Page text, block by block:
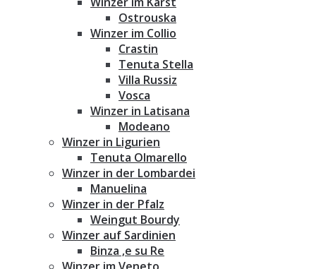
Ostrouska
Winzer im Collio
Crastin
Tenuta Stella
Villa Russiz
Vosca
Winzer in Latisana
Modeano
Winzer in Ligurien
Tenuta Olmarello
Winzer in der Lombardei
Manuelina
Winzer in der Pfalz
Weingut Bourdy
Winzer auf Sardinien
Binza ‚e su Re